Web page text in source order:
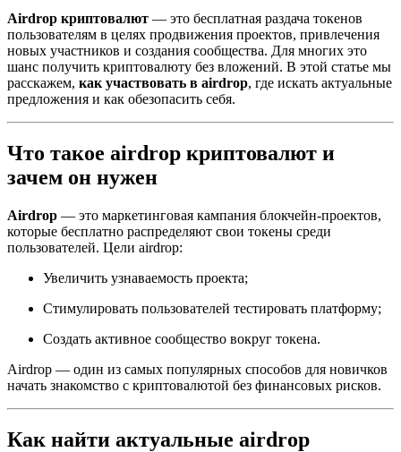
Airdrop криптовалют — это бесплатная раздача токенов
пользователям в целях продвижения проектов, привлечения
новых участников и создания сообщества. Для многих это
шанс получить криптовалюту без вложений. В этой статье мы
расскажем, как участвовать в airdrop, где искать актуальные
предложения и как обезопасить себя.
Что такое airdrop криптовалют и
зачем он нужен
Airdrop — это маркетинговая кампания блокчейн-проектов,
которые бесплатно распределяют свои токены среди
пользователей. Цели airdrop:
Увеличить узнаваемость проекта;
Стимулировать пользователей тестировать платформу;
Создать активное сообщество вокруг токена.
Airdrop — один из самых популярных способов для новичков
начать знакомство с криптовалютой без финансовых рисков.
Как найти актуальные airdrop